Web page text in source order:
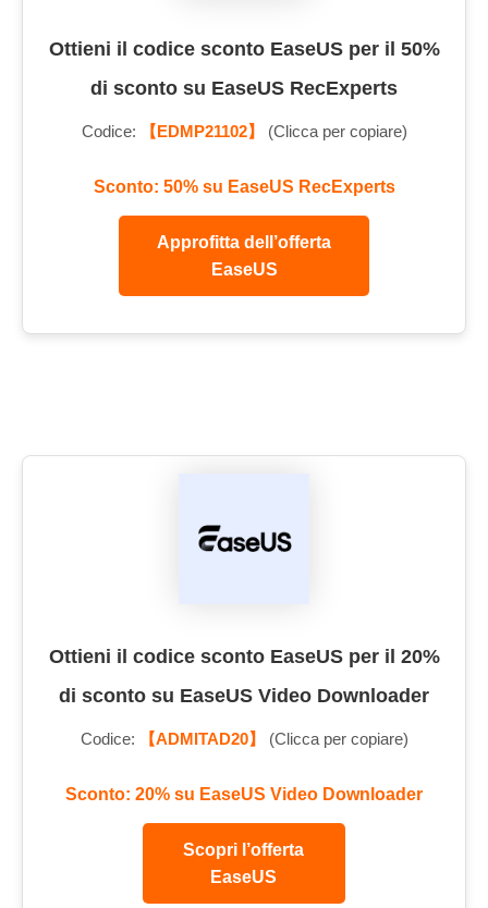
Ottieni il codice sconto EaseUS per il 50%
di sconto su EaseUS RecExperts
Codice: 【EDMP21102】 (Clicca per copiare)
Sconto: 50% su EaseUS RecExperts
Approfitta dell’offerta
EaseUS
Ottieni il codice sconto EaseUS per il 20%
di sconto su EaseUS Video Downloader
Codice: 【ADMITAD20】 (Clicca per copiare)
Sconto: 20% su EaseUS Video Downloader
Scopri l’offerta
EaseUS